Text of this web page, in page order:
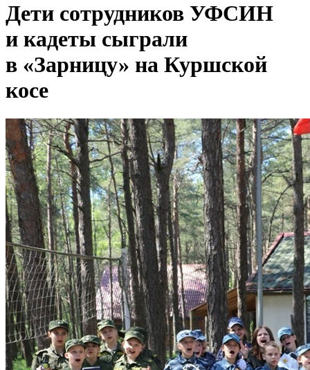
Дети сотрудников УФСИН
и кадеты сыграли
в «Зарницу» на Куршской
косе